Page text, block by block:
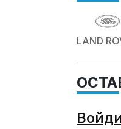
LAND